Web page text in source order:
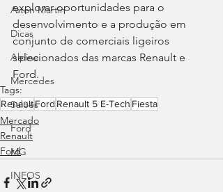
Aston Martin
Dicas
Alpine
Mercedes
Salões
Ford
MG
INEOS
explorar oportunidades para o
desenvolvimento e a produção em
conjunto de comerciais ligeiros
selecionados das marcas Renault e
Ford.
Tags:
RenaultFord Renault 5 E-Tech Fiesta
Mercado
Renault
Ford